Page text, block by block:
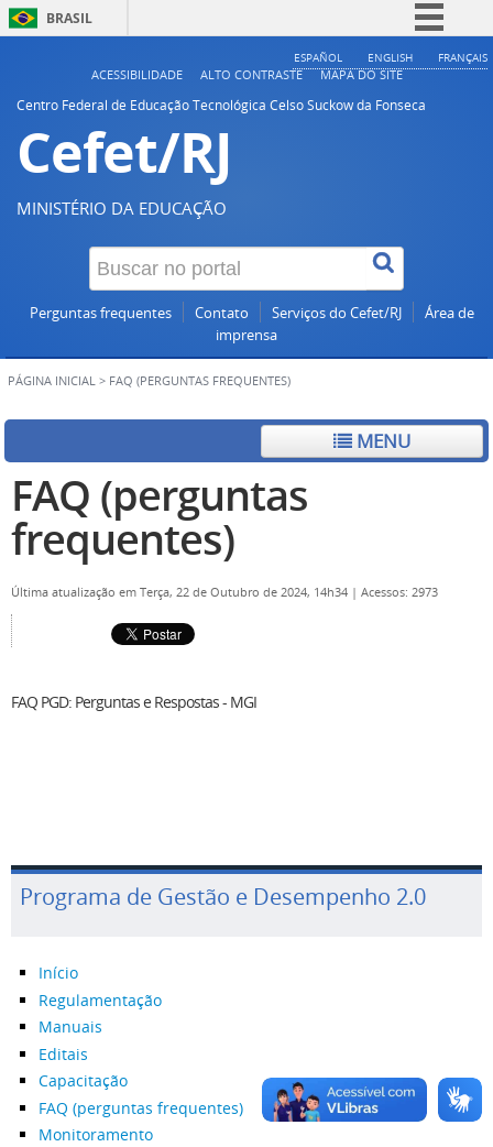
BRASIL
Simplifique!
ESPAÑOL ENGLISH FRANÇAIS
ACESSIBILIDADE ALTO CONTRASTE
MAPA DO SITE
Centro Federal de Educação Tecnológica Celso Suckow da Fonseca
Cefet/RJ
MINISTÉRIO DA EDUCAÇÃO
Perguntas frequentes Contato Serviços do Cefet/RJ
Área de
imprensa
PÁGINA INICIAL > FAQ (PERGUNTAS FREQUENTES)
MENU
FAQ (perguntas
frequentes)
Última atualização em Terça, 22 de Outubro de 2024, 14h34 | Acessos: 2973
FAQ PGD: Perguntas e Respostas - MGI
Programa de Gestão e Desempenho 2.0
Início
Regulamentação
Manuais
Editais
Capacitação
FAQ (perguntas frequentes)
Monitoramento